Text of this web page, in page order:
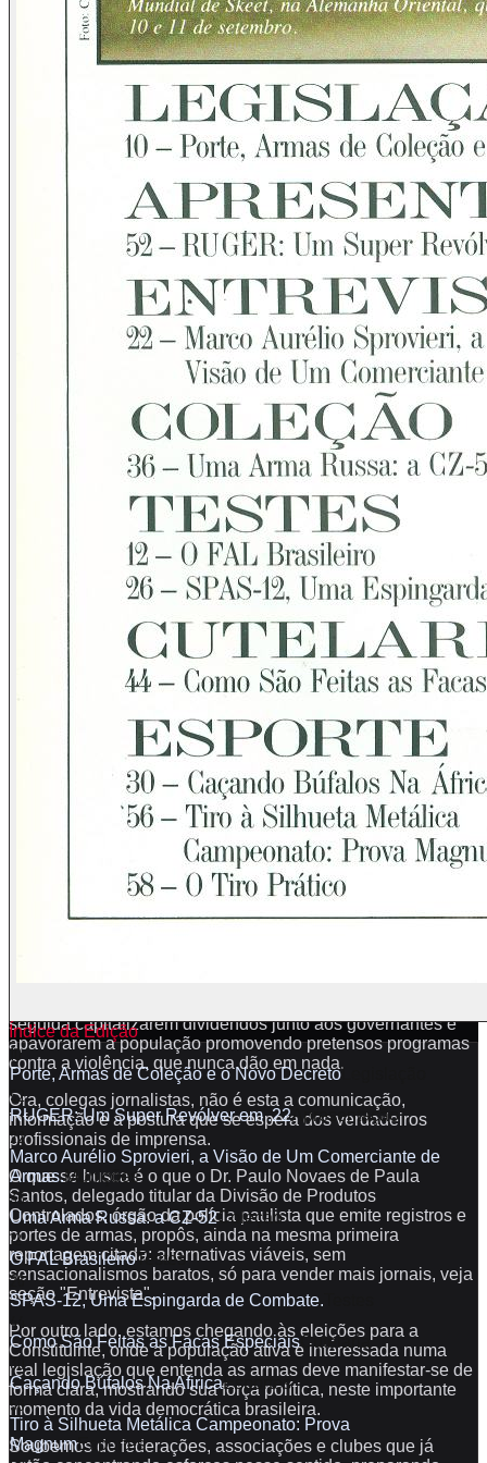
o novo nome dos sutis censores civis brasileiros. E quem
são estas totalmente pardas "quase eminências"? São os
maus jornalistas, os maus dirigentes dos canais de
televisão, do rádio, os deputados que não têm, ou não
querem, apresentar melhores projetos, etc., e até aquela
pacata dona de casa, propositalmente feita despreparada,
que em sua fértil imaginação sonha com imensas armas
rondando a paz de seu lar e cerceando como monstros a
educação de seus rebentos.
Num primeiro momento, poderá o leitor desavisado imaginar
que estamos sendo contra tudo e contra todos, mas a
realidade não é essa.
Como estamos baseados em São Paulo, comecemos pela
realidade da imprensa daqui: há algumas semanas atrás, um
dos maiores diários, do qual não vamos mencionar o nome
para não dar-lhe um imerecido "ibope", tampouco por
receios, mas muito mais por uma questão de ética, aliás,
ética essa que deveria ser lembrada pela senhora e outros
redatores que participaram do artigo em pauta, abria uma
sua reportagem sobre interessante estatística de que são
apreendidas cerca de 2.000 armas irregulares por mês nesta
metrópole, com o tendencioso título de "As Armas de São
Paulo", como se aqui fosse uma semicolonizada vila do
selvagem oeste norte-americano no século passado. Isto,
sem falar na capa de tal vespertino, a qual utilizou cerca de
60% de seu espaço com revólveres dos mais variados tipos
e com a pomposa vinheta de "A Cidade Se Arma". Tudo isto,
temos certeza, para atrair a atenção do povo. O diabo é que
atraiu a nossa, também. Não é, senhor editor?
Existe ainda um outro jornal de São Paulo, que diariamente
gasta mais da metade de seu espaço total para, isto sim,
promover os crimes de morte com armas de fogo. Vejam que
"primor" este título de capa numa das últimas edições:
"Estourou o Peito da Avó Com Um Tiro". É o "fim da picada".
Sabemos que o sensacionalismo vende muito. Mas, onde
está o sentido didático do veículo de comunicação?
Respectivamente, estes títulos poderiam ser "Paulistano:
Regularize sua Arma", uma vez que a tônica maior da
matéria era essa, ou "Demente Mata a Avó", até talvez
seguindo a sangrenta linha deste último veículo, porém,
dando a conotação de que apenas um maluco teria a
coragem de matar a mãe de sua mãe.
seguida capitalizarem dividendos junto aos governantes e
apavorarem a população promovendo pretensos programas
contra a violência, que nunca dão em nada.
Ora, colegas jornalistas, não é esta a comunicação,
informação e a postura que se espera dos verdadeiros
profissionais de imprensa.
O que se busca é o que o Dr. Paulo Novaes de Paula
Santos, delegado titular da Divisão de Produtos
Controlados, órgão da polícia paulista que emite registros e
portes de armas, propôs, ainda na mesma primeira
reportagem citada: alternativas viáveis, sem
sensacionalismos baratos, só para vender mais jornais, veja
seção "Entrevista".
Por outro lado, estamos chegando às eleições para a
Constituinte, onde a população ativa e interessada numa
real legislação que entenda as armas deve manifestar-se de
forma clara, mostrando sua força política, neste importante
momento da vida democrática brasileira.
Soubemos de federações, associações e clubes que já
Índice da Edição
10
Porte, Armas de Coleção e o Novo DecretoLegislação
52
RUGER: Um Super Revólver em .22Apresentação
22
Marco Aurélio Sprovieri, a Visão de Um Comerciante de
Armas.Munições
36
Uma Arma Russa: a CZ-52Coleção
12
O FAL BrasileiroTestes
26
SPAS-12, Uma Espingarda de Combate.
44
Como São Feitas as Facas EspeciaisCutelaria
30
Caçando Búfalos Na AfiricaEsportes
56
Tiro à Silhueta Metálica Campeonato: Prova
MagnumEsportes